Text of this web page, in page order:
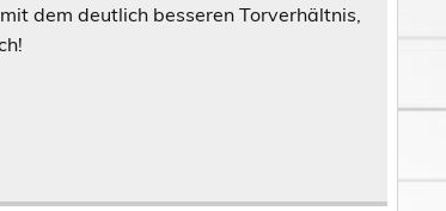
dem deutlich besseren Torverhältnis,